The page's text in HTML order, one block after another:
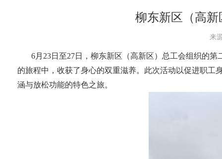
柳东新区（高
来
6月23日至27日，柳东新区（高新区）总工会组织的
的旅程中，收获了身心的双重滋养。此次活动以促进职
涵与放松功能的特色之旅。